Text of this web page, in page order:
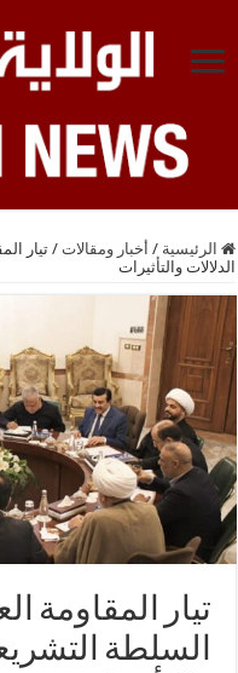
الرئيسية / أخبار ومقالات / تيار
الدلالات والتأثيرات
تيار المقاومة
السلطة